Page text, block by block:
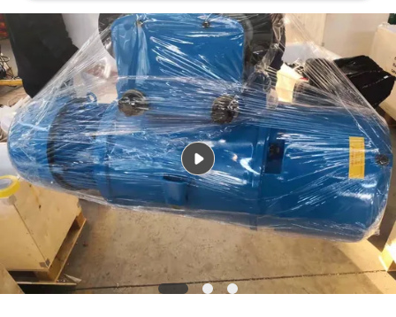
GIZLILIK
POLITIKASI